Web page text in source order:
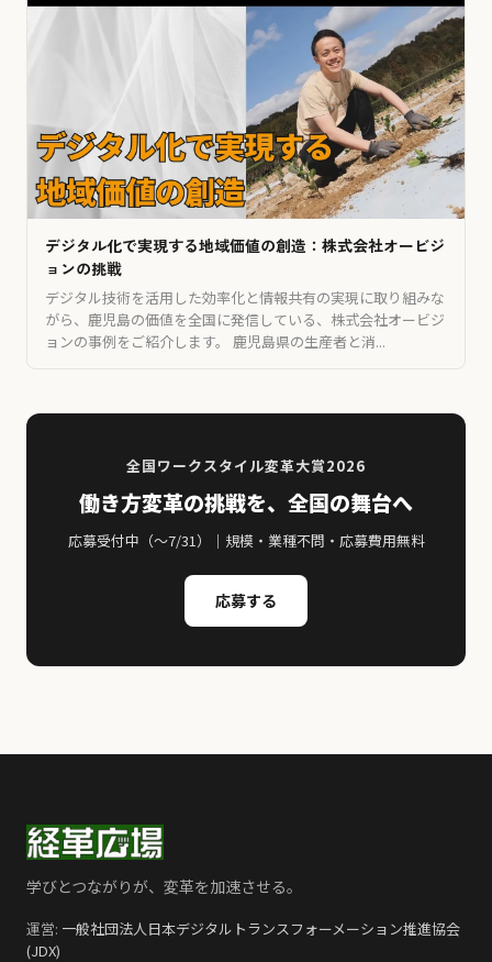
デジタル化で実現する地域価値の創造：株式会社オービジ
ョンの挑戦
デジタル技術を活用した効率化と情報共有の実現に取り組みな
がら、鹿児島の価値を全国に発信している、株式会社オービジ
ョンの事例をご紹介します。 鹿児島県の生産者と消...
全国ワークスタイル変革大賞2026
働き方変革の挑戦を、全国の舞台へ
応募受付中（〜7/31）｜規模・業種不問・応募費用無料
応募する
学びとつながりが、変革を加速させる。
運営: 一般社団法人日本デジタルトランスフォーメーション推進協会
(JDX)